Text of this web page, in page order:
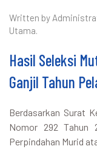
Written by
Utama.
Hasil Seleksi
Ganjil Tahun
Berdasarkan Surat
Nomor 292 Tahun
Perpindahan Murid